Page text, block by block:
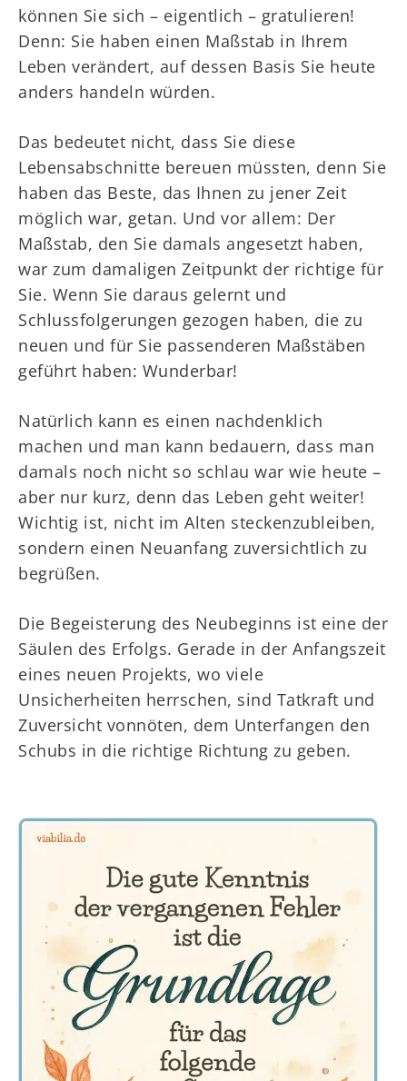
können Sie sich – eigentlich – gratulieren!
Denn: Sie haben einen Maßstab in Ihrem
Leben verändert, auf dessen Basis Sie heute
anders handeln würden.
Das bedeutet nicht, dass Sie diese
Lebensabschnitte bereuen müssten, denn Sie
haben das Beste, das Ihnen zu jener Zeit
möglich war, getan. Und vor allem: Der
Maßstab, den Sie damals angesetzt haben,
war zum damaligen Zeitpunkt der richtige für
Sie. Wenn Sie daraus gelernt und
Schlussfolgerungen gezogen haben, die zu
neuen und für Sie passenderen Maßstäben
geführt haben: Wunderbar!
Natürlich kann es einen nachdenklich
machen und man kann bedauern, dass man
damals noch nicht so schlau war wie heute –
aber nur kurz, denn das Leben geht weiter!
Wichtig ist, nicht im Alten steckenzubleiben,
sondern einen Neuanfang zuversichtlich zu
begrüßen.
Die Begeisterung des Neubeginns ist eine der
Säulen des Erfolgs. Gerade in der Anfangszeit
eines neuen Projekts, wo viele
Unsicherheiten herrschen, sind Tatkraft und
Zuversicht vonnöten, dem Unterfangen den
Schubs in die richtige Richtung zu geben.